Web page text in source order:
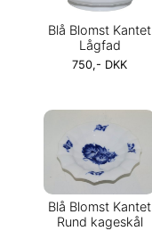
Blå Blomst Kantet
Lågfad
750,- DKK
Blå Blomst Kantet
Rund kageskål